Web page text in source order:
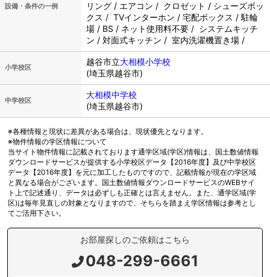
設備・条件の一例
リング / エアコン / クロゼット / シューズボッ
クス / TVインターホン / 宅配ボックス / 駐輪
場 / BS / ネット使用料不要 / システムキッチ
ン / 対面式キッチン / 室内洗濯機置き場 /
小学校区
越谷市立大相模小学校
(埼玉県越谷市)
中学校区
大相模中学校
(埼玉県越谷市)
※各種情報と現状に差異がある場合は、現状優先となります。
※物件情報の学区情報について
当サイト物件情報に記載されております通学区域(学区)情報は、国土数値情報
ダウンロードサービスが提供する小学校区データ【2016年度】及び中学校区
データ【2016年度】を元に加工したものですので、記載情報が現在の学区域
と異なる場合がございます。国土数値情報ダウンロードサービスのWEBサイ
ト上で記述通り、データは必ずしも正確とは言えません。また、通学区域(学
区)は毎年見直しの対象となりますので、そちらを踏まえ学区情報は参考とし
てご活用下さい。
お部屋探しのご依頼はこちら
048-299-6661